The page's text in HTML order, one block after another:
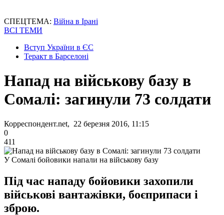
СПЕЦТЕМА: Війна в Ірані
ВСІ ТЕМИ
Вступ України в ЄС
Теракт в Барселоні
Напад на військову базу в
Сомалі: загинули 73 солдати
Корреспондент.net, 22 березня 2016, 11:15
0
411
У Сомалі бойовики напали на військову базу
Під час нападу бойовики захопили
військові вантажівки, боєприпаси і
зброю.